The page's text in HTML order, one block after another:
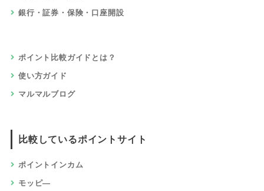
銀行・証券・保険・口座開設
ポイント比較ガイドとは？
使い方ガイド
マルマルブログ
比較しているポイントサイト
ポイントインカム
モッピ―